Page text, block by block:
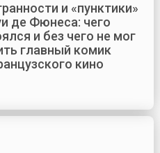
и «пунктики»
де Фюнеса: чего
и без чего не мог
главный комик
кино